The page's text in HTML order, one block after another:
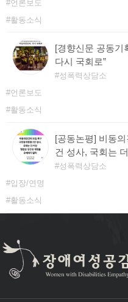
언론보도
활동소식
[경향신문 공동기
다시 국회로”
성폭력상담소
언론보도
활동소식
[공동논평] 비동
건 성사, 국회는
지 말라!
성폭력상담소
입장/연명
활동소식